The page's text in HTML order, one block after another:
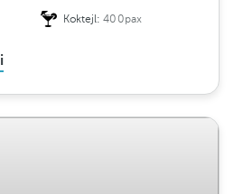
Koktejl:400pax